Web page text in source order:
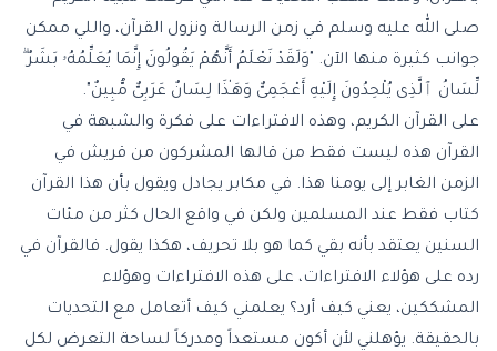
صلى الله عليه وسلم في زمن الرسالة ونزول القرآن، واللي ممكن
جوانب كثيرة منها الآن. "وَلَقَدْ نَعْلَمُ أَنَّهُمْ يَقُولُونَ إِنَّمَا يُعَلِّمُهُۥ بَشَرٌ ۗ
لِّسَانُ ٱلَّذِى يُلْحِدُونَ إِلَيْهِ أَعْجَمِىٌّ وَهَـٰذَا لِسَانٌ عَرَبِىٌّ مُّبِينٌ".
على القرآن الكريم، وهذه الافتراءات على فكرة والشبهة في
القرآن هذه ليست فقط من قالها المشركون من قريش في
الزمن الغابر إلى يومنا هذا. في مكابر يجادل ويقول بأن هذا القرآن
كتاب فقط عند المسلمين ولكن في واقع الحال كثر من مئات
السنين يعتقد بأنه بقي كما هو بلا تحريف، هكذا يقول. فالقرآن في
رده على هؤلاء الافتراءات، على هذه الافتراءات وهؤلاء
المشككين، يعني كيف أرد؟ يعلمني كيف أتعامل مع التحديات
بالحقيقة. يؤهلني لأن أكون مستعداً ومدركاً لساحة التعرض لكل